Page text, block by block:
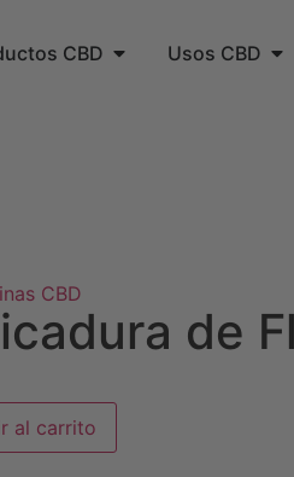
CBD Usos CBD
CBD
de
al carrito